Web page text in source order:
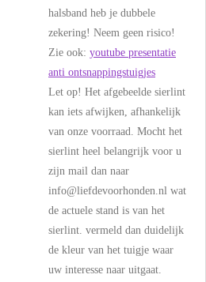
halsband heb je dubbele
zekering! Neem geen risico!
Zie ook: youtube presentatie
anti ontsnappingstuigjes
Let op! Het afgebeelde sierlint
kan iets afwijken, afhankelijk
van onze voorraad. Mocht het
sierlint heel belangrijk voor u
zijn mail dan naar
info@liefdevoorhonden.nl wat
de actuele stand is van het
sierlint. vermeld dan duidelijk
de kleur van het tuigje waar
uw interesse naar uitgaat.